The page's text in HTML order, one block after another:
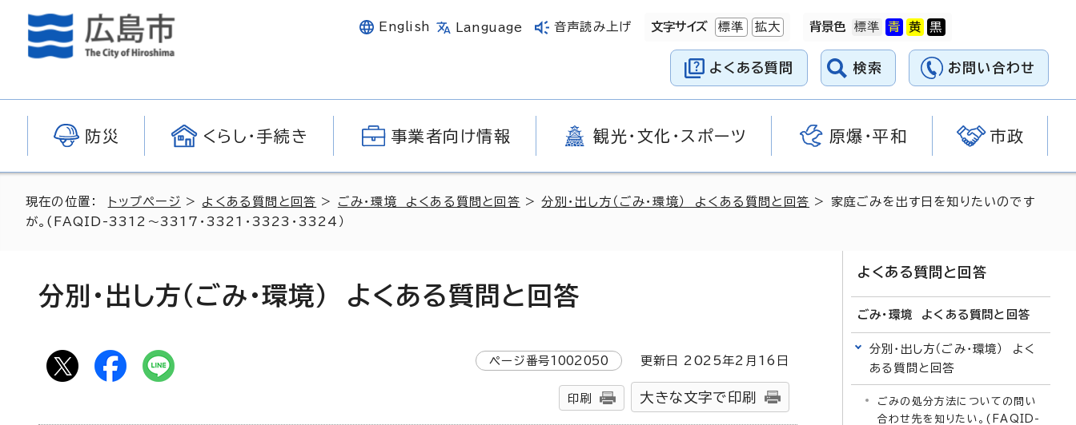
English Language 音声読み上げ 文字サイズ 標準 拡大 背景色
よくある質問 検索 お問い合わせ
防災 くらし・手続き 事業者向け情報 観光・文化・スポーツ 原爆・平和 市政
現在の位置： トップページ > よくある質問と回答 > ごみ・環境 よくある質問と回答 >分別・出し方（ごみ・環境） よくある質問と回答 > 家庭ごみを出す日を知りたいのです
が。(FAQID-3312～3317・3321・3323・3324）
分別・出し方（ごみ・環境） よくある質問と回答
ページ番号1002050 更新日 2025年2月 16 日
印刷 大きな文字で印刷
よくある質問と回答
ごみ・環境 よくある質問と回答
分別・出し方（ごみ・環境） よく
ある質問と回答
ごみの処分方法についての問い
合わせ先を知りたい。(FAQID-